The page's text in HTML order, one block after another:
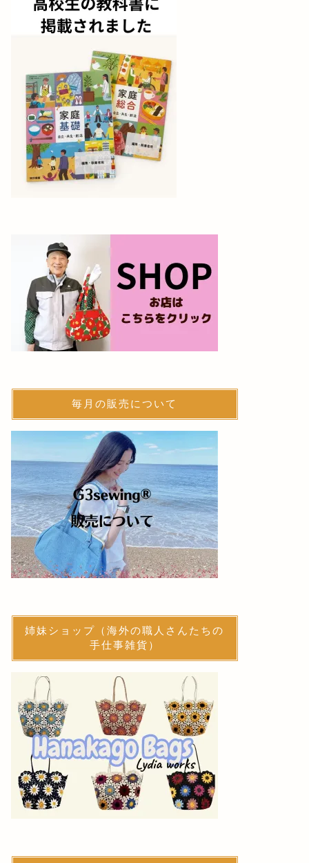
毎月の販売について
姉妹ショップ（海外の職人さんたちの
手仕事雑貨）